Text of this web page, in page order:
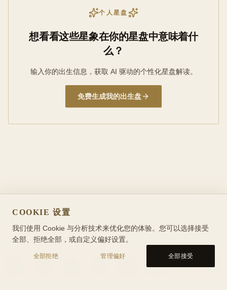
个人星盘
想看看这些星象在你的星盘中意味着什
么？
输入你的出生信息，获取 AI 驱动的个性化星盘解读。
免费生成我的出生盘
COOKIE 设置
我们使用 Cookie 与分析技术来优化您的体验。您可以选择接受
全部、拒绝全部，或自定义偏好设置。
全部拒绝 管理偏好 全部接受